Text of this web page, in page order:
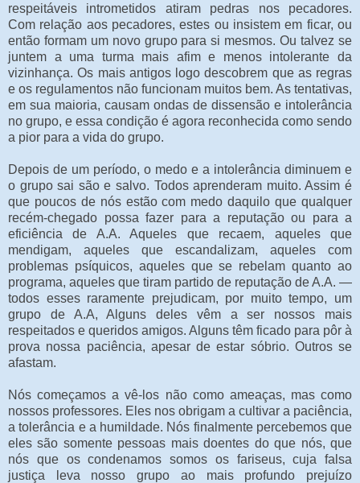
respeitáveis intrometidos atiram pedras nos pecadores.
Com relação aos pecadores, estes ou insistem em ficar, ou
então formam um novo grupo para si mesmos. Ou talvez se
juntem a uma turma mais afim e menos intolerante da
vizinhança. Os mais antigos logo descobrem que as regras
e os regulamentos não funcionam muitos bem. As tentativas,
em sua maioria, causam ondas de dissensão e intolerância
no grupo, e essa condição é agora reconhecida como sendo
a pior para a vida do grupo.
Depois de um período, o medo e a intolerância diminuem e
o grupo sai são e salvo. Todos aprenderam muito. Assim é
que poucos de nós estão com medo daquilo que qualquer
recém-chegado possa fazer para a reputação ou para a
eficiência de A.A. Aqueles que recaem, aqueles que
mendigam, aqueles que escandalizam, aqueles com
problemas psíquicos, aqueles que se rebelam quanto ao
programa, aqueles que tiram partido de reputação de A.A. —
todos esses raramente prejudicam, por muito tempo, um
grupo de A.A, Alguns deles vêm a ser nossos mais
respeitados e queridos amigos. Alguns têm ficado para pôr à
prova nossa paciência, apesar de estar sóbrio. Outros se
afastam.
Nós começamos a vê-los não como ameaças, mas como
nossos professores. Eles nos obrigam a cultivar a paciência,
a tolerância e a humildade. Nós finalmente percebemos que
eles são somente pessoas mais doentes do que nós, que
nós que os condenamos somos os fariseus, cuja falsa
justiça leva nosso grupo ao mais profundo prejuízo